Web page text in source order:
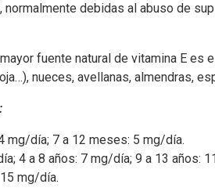
normalmente debidas al abuso de
fuente natural de vitamina E es
nueces, avellanas, almendras,
mg/día; 7 a 12 meses: 5 mg/día.
4 a 8 años: 7 mg/día; 9 a 13 años:
mg/día.